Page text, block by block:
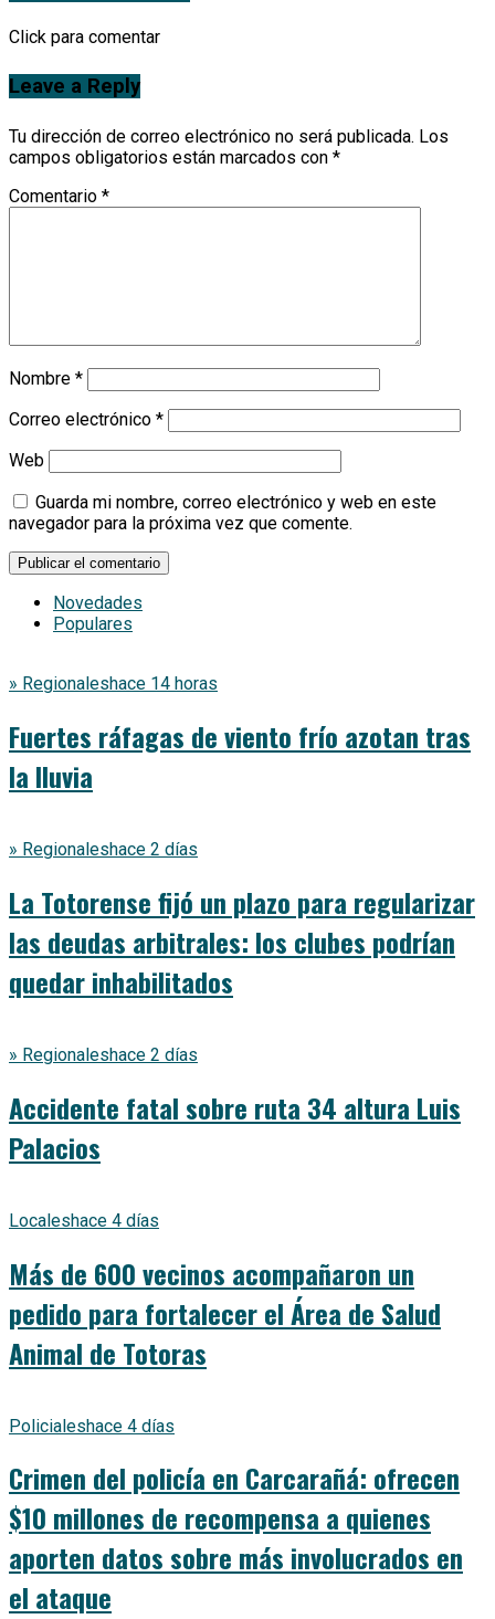
Click para comentar
Leave a Reply
Tu dirección de correo electrónico no será publicada. Los
campos obligatorios están marcados con *
Comentario *
Nombre *
Correo electrónico *
Web
Guarda mi nombre, correo electrónico y web en este
navegador para la próxima vez que comente.
Novedades
Populares
» Regionaleshace 14 horas
Fuertes ráfagas de viento frío azotan tras
la lluvia
» Regionaleshace 2 días
La Totorense fijó un plazo para regularizar
las deudas arbitrales: los clubes podrían
quedar inhabilitados
» Regionaleshace 2 días
Accidente fatal sobre ruta 34 altura Luis
Palacios
Localeshace 4 días
Más de 600 vecinos acompañaron un
pedido para fortalecer el Área de Salud
Animal de Totoras
Policialeshace 4 días
Crimen del policía en Carcarañá: ofrecen
$10 millones de recompensa a quienes
aporten datos sobre más involucrados en
el ataque